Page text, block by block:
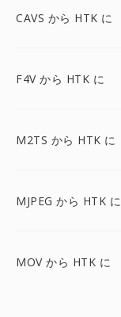
CAVS から HTK に
F4V から HTK に
M2TS から HTK に
MJPEG から HTK に
MOV から HTK に